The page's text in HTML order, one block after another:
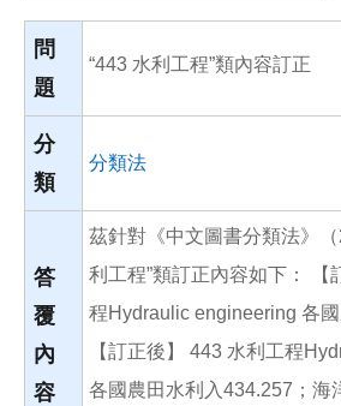
問
題
“443 水利工程”類內容訂正
分
類
分類法
答
覆
內
容
茲針對《中文圖書分類法》
利工程”類訂正內容如下： 【
程Hydraulic engineering 各
【訂正後】 443 水利工程
各國農田水利入434.257；海